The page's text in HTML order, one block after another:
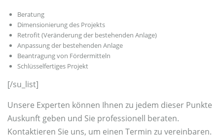
Beratung
Dimensionierung des Projekts
Retrofit (Veränderung der bestehenden Anlage)
Anpassung der bestehenden Anlage
Beantragung von Fördermitteln
Schlüsselfertiges Projekt
[/su_list]
Unsere Experten können Ihnen zu jedem dieser Punkte
Auskunft geben und Sie professionell beraten.
Kontaktieren Sie uns, um einen Termin zu vereinbaren.